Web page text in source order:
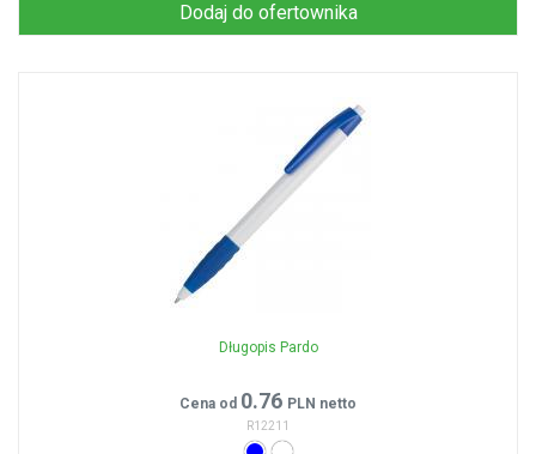
Dodaj do ofertownika
Długopis Pardo
Cena od 0.76 PLN netto
R12211